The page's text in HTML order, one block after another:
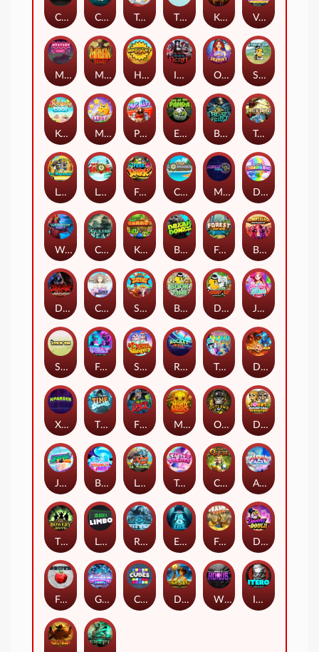
Chaos Crew Cubes 2 Tai The Toad The Respinners Klowns Vending Machine
Mystery Motel Mayan Stackways Harvest Wilds Immortal Desire Orb of Destiny Stack'em
Keep 'em Cool Magic Piggy Pug Life Eye of the Panda Beast Below Temple of Torment
Le Pharaoh Let It Snow Fear the Dark Cash Compass Miami Multiplier Double Rainbow
Warrior Ways Cursed Seas King Carrot Break Bones Forest Fortune Buffalo Stack'n'Sync
Dark Summoning Cloud Princess Shaolin Master Book of Time Drop'em Jelly Slice
Stick'em Feel The Beat Snow Slingers Rocket Reels Twisted Lab Dragon’s Domain
Xpander Time Spinners Fire My Laser Mighty Masks Outlasw Inc Donut Division
Joker Bombs BOUNCY BOMBS Le Viking Tasty Treats Cash Quest Alpha Eagle
The Bowery Boys Limbo Rise of Ymir Evil Eyes Frank's Farm DONNY DOUGH
Frutz Gronk's Gems Cubes Dawn of Kings Wings of Horus ITERO